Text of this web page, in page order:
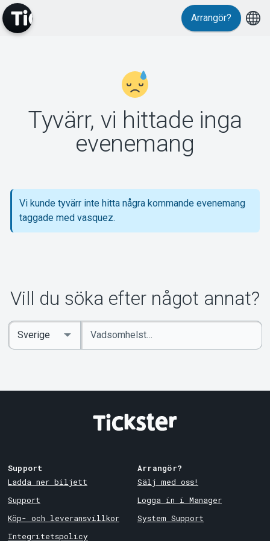
Support
Om Tickster
Arrangör?
Tyvärr, vi hittade inga
evenemang
Vi kunde tyvärr inte hitta några kommande evenemang
taggade med vasquez.
Vill du söka efter något annat?
Ange
sökord
Select
Country
Support
Ladda ner biljett
Support
Köp- och leveransvillkor
Integritetspolicy
Arrangör?
Sälj med oss!
Logga in i Manager
System Support